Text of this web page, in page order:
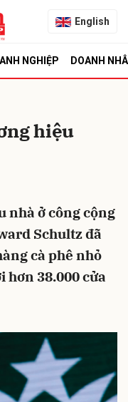
English
NGHIỆP DOANH
hiệu
nhà ở công cộng
Schultz đã
cà phê nhỏ
hơn 38.000 cửa
Hủy